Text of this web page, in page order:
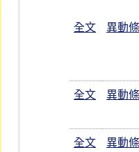
全文 異動
全文 異動
全文 異動